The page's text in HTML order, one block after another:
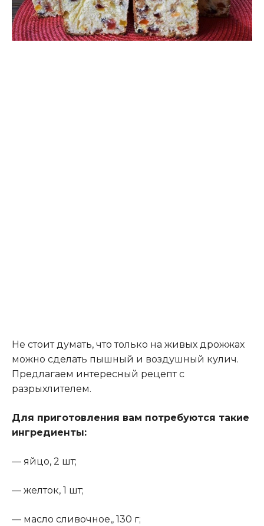
Не стоит думать, что только на живых дрожжах
можно сделать пышный и воздушный кулич.
Предлагаем интересный рецепт с
разрыхлителем.
Для приготовления вам потребуются такие
ингредиенты:
— яйцо, 2 шт;
— желток, 1 шт;
— масло сливочное,, 130 г;